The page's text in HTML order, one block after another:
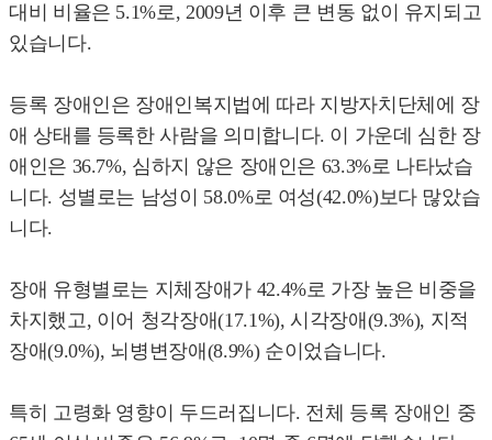
대비 비율은 5.1%로, 2009년 이후 큰 변동 없이 유지되고
있습니다.
등록 장애인은 장애인복지법에 따라 지방자치단체에 장
애 상태를 등록한 사람을 의미합니다. 이 가운데 심한 장
애인은 36.7%, 심하지 않은 장애인은 63.3%로 나타났습
니다. 성별로는 남성이 58.0%로 여성(42.0%)보다 많았습
니다.
장애 유형별로는 지체장애가 42.4%로 가장 높은 비중을
차지했고, 이어 청각장애(17.1%), 시각장애(9.3%), 지적
장애(9.0%), 뇌병변장애(8.9%) 순이었습니다.
특히 고령화 영향이 두드러집니다. 전체 등록 장애인 중